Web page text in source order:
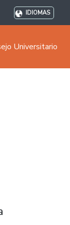
IDIOMAS
Universitario